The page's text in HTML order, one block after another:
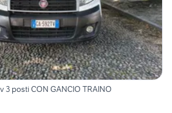
3 posti CON GANCIO TRAINO